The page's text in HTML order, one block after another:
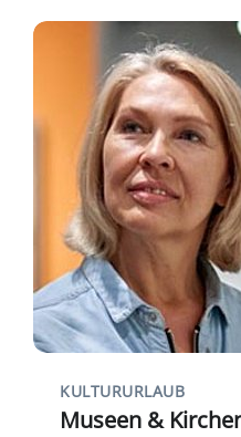
KULTURURLAUB
Museen &